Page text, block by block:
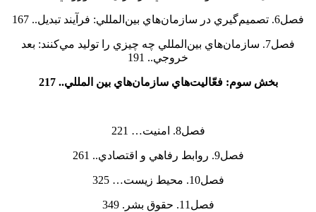
فصل6. تصميم‌گيري در سازمان‌هاي بين‌المللي: فرآيند تبديل.. 167
فصل7. سازمان‌هاي بين‌المللي چه چيزي را توليد مي‌کنند: بعد
خروجي.. 191
بخش سوم: فعّاليت‌هاي سازمان‌هاي بين المللي.. 217
فصل8. امنيت… 221
فصل9. روابط رفاهي و اقتصادي.. 261
فصل10. محيط زيست… 325
فصل11. حقوق بشر. 349